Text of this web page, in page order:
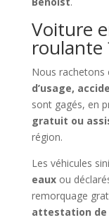
Voiture
roulante
Nous rachetons
d’usage,
sont gagés, en
gratuit ou
région.
Les véhicules
eauxou
remorquage
attestation